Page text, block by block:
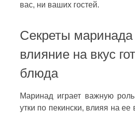
вас, ни ваших гостей.
Секреты маринада
влияние на вкус
блюда
Маринад играет важную
утки по пекински, влияя на ее